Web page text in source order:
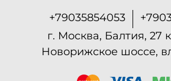
+79035854053
г. Москва, Балтия, 27
Новорижское шоссе,